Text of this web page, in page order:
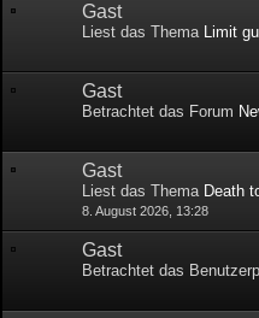
Gast
Liest das Thema Limit
Gast
Betrachtet das Forum
Gast
Liest das Thema Death
8. August 2026, 13:28
Gast
Betrachtet das